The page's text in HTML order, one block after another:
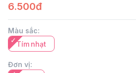
6.500đ
Màu sắc:
Tím nhạt
Đơn vị: